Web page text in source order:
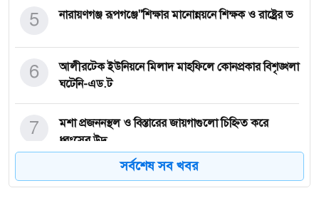
নারায়ণগঞ্জ রূপগঞ্জে"শিক্ষার মানোন্নয়নে শিক্ষক ও রাষ্ট্রের ভ
5
আলীরটেক ইউনিয়নে মিলাদ মাহফিলে কোনপ্রকার বিশৃঙ্খলা
ঘটেনি-এড.ট
6
মশা প্রজননস্থল ও বিস্তারের জায়গাগুলো চিহ্নিত করে
ধ্বংসের উদ্
7
নারায়ণগঞ্জে পুলিশ কর্মকর্তা ও সোর্সকে স্থানীয়দের মারধর
8
সর্বশেষ সব খবর